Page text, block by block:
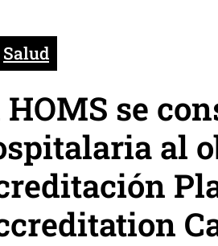
Salud
HOMS se
al